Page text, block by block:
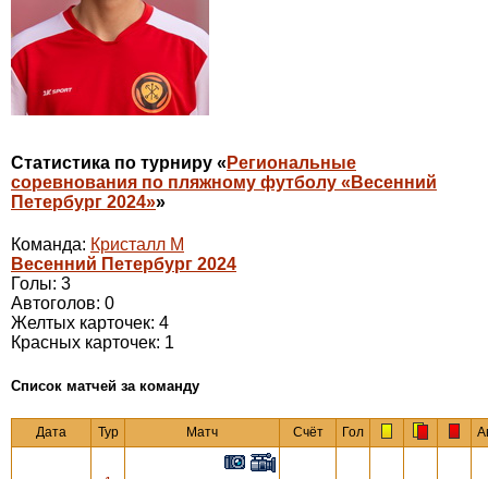
Статистика по турниру « Региональные
соревнования по пляжному футболу «Весенний
Петербург 2024»»
Команда: Кристалл М
Весенний Петербург 2024
Голы: 3
Автоголов: 0
Желтых карточек: 4
Красных карточек: 1
Cписок матчей за команду
Дата Тур Матч Счёт Гол